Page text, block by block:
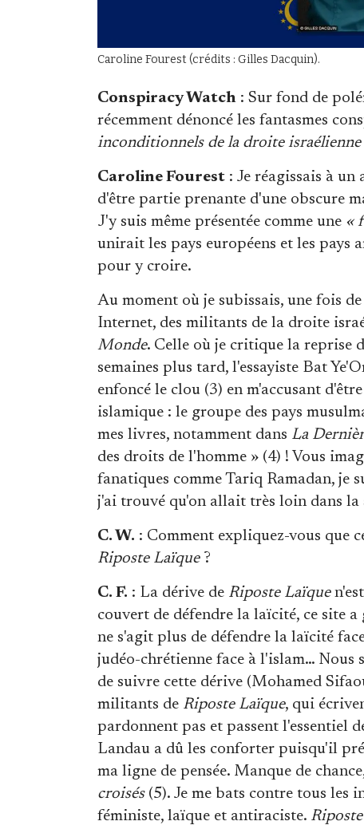
Caroline Fourest (crédits : Gilles Dacquin).
Conspiracy Watch : Sur fond de
récemment dénoncé les fantasmes
inconditionnels de la droite israélienne
Caroline Fourest : Je réagissais à
d'être partie prenante d'une obscure
J'y suis même présentée comme une «
unirait les pays européens et les pays
pour y croire.
Au moment où je subissais, une fois
Internet, des militants de la droite
Monde. Celle où je critique la reprise
semaines plus tard, l'essayiste Bat
enfoncé le clou (3) en m'accusant
islamique : le groupe des pays
mes livres, notamment dans La
des droits de l'homme » (4) ! Vous
fanatiques comme Tariq Ramadan, je
j'ai trouvé qu'on allait très loin dans la
C. W. : Comment expliquez-vous que
Riposte Laïque?
C. F. : La dérive de Riposte Laïque
couvert de défendre la laïcité, ce site
ne s'agit plus de défendre la laïcité
judéo-chrétienne face à l'islam… Nous
de suivre cette dérive (Mohamed
militants de Riposte Laïque, qui
pardonnent pas et passent l'essentiel
Landau a dû les conforter puisqu'il
ma ligne de pensée. Manque de
croisés(5). Je me bats contre tous les
féministe, laïque et antiraciste.